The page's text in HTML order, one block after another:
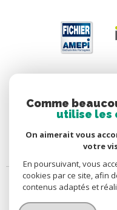
Comme
utilise les
On aimerait vous
votre
En poursuivant, vous
cookies par ce site, afin
contenus adaptés et